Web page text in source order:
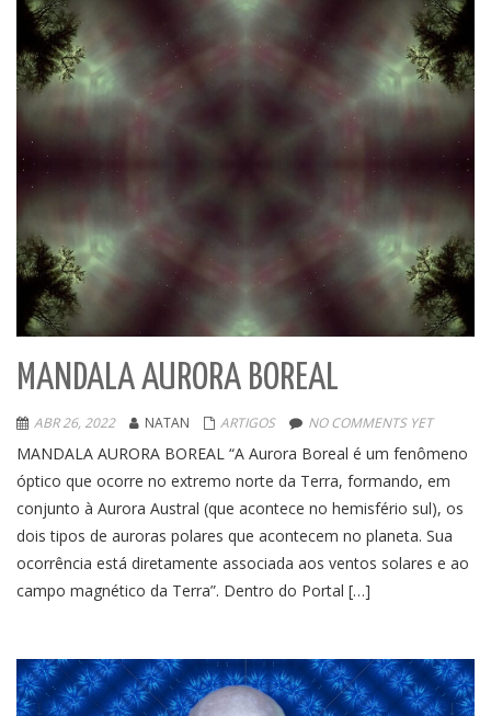
MANDALA AURORA BOREAL
ABR 26, 2022 NATAN ARTIGOS NO COMMENTS YET
MANDALA AURORA BOREAL “A Aurora Boreal é um fenômeno
óptico que ocorre no extremo norte da Terra, formando, em
conjunto à Aurora Austral (que acontece no hemisfério sul), os
dois tipos de auroras polares que acontecem no planeta. Sua
ocorrência está diretamente associada aos ventos solares e ao
campo magnético da Terra”. Dentro do Portal […]